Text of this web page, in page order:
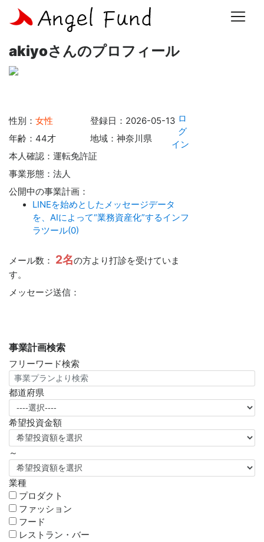
起業家一覧 > akiyoさんのプロフィール
akiyoさんのプロフィール
性別： 女性
登録日：2026-05-13
年齢：44才
地域：神奈川県
本人確認：運転免許証
事業形態：法人
公開中の事業計画：
LINEを始めとしたメッセージデータ
を、AIによって“業務資産化”するインフ
ラツール(0)
メール数： 2名の方より打診を受けていま
す。
メッセージ送信：
ロ
グ
イン
事業計画検索
フリーワード検索
都道府県
希望投資金額
～
業種
プロダクト
ファッション
フード
レストラン・バー